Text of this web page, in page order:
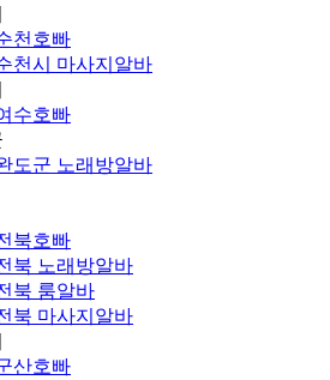
천호빠
천시 마사지알바
수호빠
도군 노래방알바
북호빠
북 노래방알바
북 룸알바
북 마사지알바
산호빠